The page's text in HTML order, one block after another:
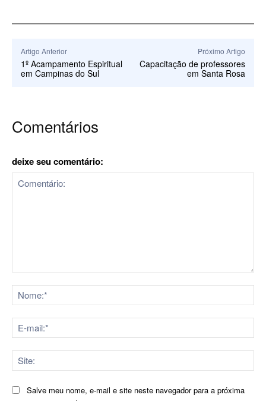
Artigo Anterior
1º Acampamento Espiritual
em Campinas do Sul
Próximo Artigo
Capacitação de professores
em Santa Rosa
Comentários
deixe seu comentário:
Salve meu nome, e-mail e site neste navegador para a próxima